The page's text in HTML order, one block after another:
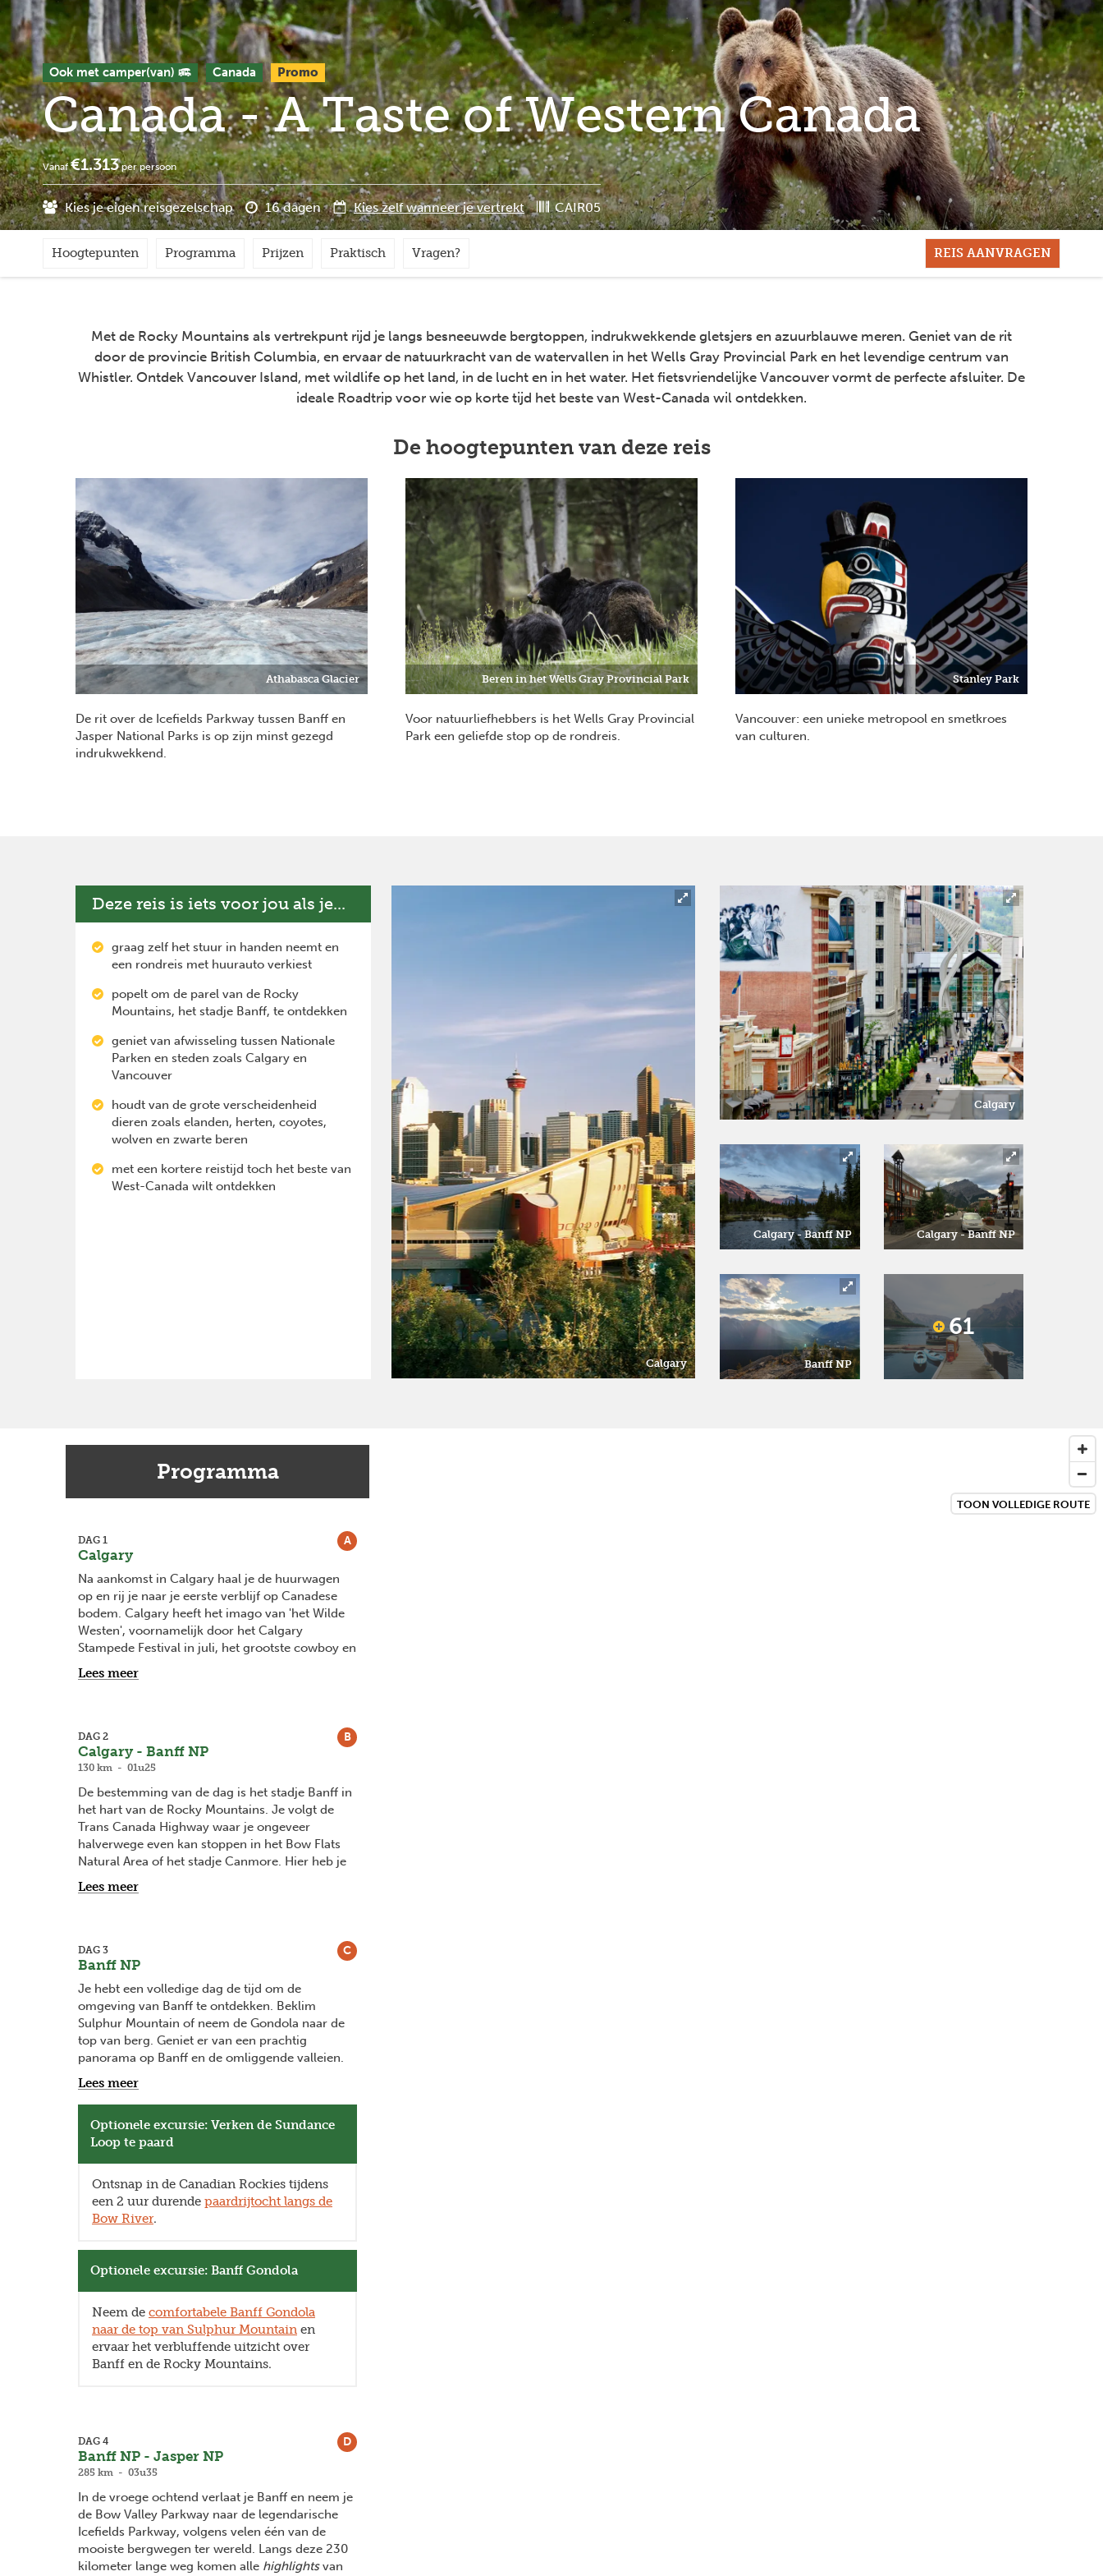
Ook met camper(van) Canada Promo
Canada - A Taste of Western Canada
Vanaf€1.313per persoon
Kies je eigen reisgezelschap 16 dagen Kies zelf wanneer je vertrekt CAIR05
Hoogtepunten Programma Prijzen Praktisch Vragen? REIS AANVRAGEN
Met de Rocky Mountains als vertrekpunt rijd je langs besneeuwde bergtoppen, indrukwekkende gletsjers en azuurblauwe meren. Geniet van de rit
door de provincie British Columbia, en ervaar de natuurkracht van de watervallen in het Wells Gray Provincial Park en het levendige centrum van
Whistler. Ontdek Vancouver Island, met wildlife op het land, in de lucht en in het water. Het fietsvriendelijke Vancouver vormt de perfecte afsluiter. De
ideale Roadtrip voor wie op korte tijd het beste van West-Canada wil ontdekken.
De hoogtepunten van deze reis
Athabasca Glacier
De rit over de Icefields Parkway tussen Banff en
Jasper National Parks is op zijn minst gezegd
indrukwekkend.
Beren in het Wells Gray Provincial Park
Voor natuurliefhebbers is het Wells Gray Provincial
Park een geliefde stop op de rondreis.
Stanley Park
Vancouver: een unieke metropool en smetkroes
van culturen.
Deze reis is iets voor jou als je...
graag zelf het stuur in handen neemt en
een rondreis met huurauto verkiest
popelt om de parel van de Rocky
Mountains, het stadje Banff, te ontdekken
geniet van afwisseling tussen Nationale
Parken en steden zoals Calgary en
Vancouver
houdt van de grote verscheidenheid
dieren zoals elanden, herten, coyotes,
wolven en zwarte beren
met een kortere reistijd toch het beste van
West-Canada wilt ontdekken
Calgary
Calgary
Calgary - Banff NP Calgary - Banff NP
Banff NP
61
TOON VOLLEDIGE ROUTE
Programma
A
DAG 1
Calgary
Na aankomst in Calgary haal je de huurwagen
op en rij je naar je eerste verblijf op Canadese
bodem. Calgary heeft het imago van 'het Wilde
Westen', voornamelijk door het Calgary
Stampede Festival in juli, het grootste cowboy en
rodeo festival ter wereld!
aan de Bow River in downtown Calgary. Wil je al
een eerste glimp opvangen van de Canadese
Rocky Mountains? Neem de lift naar het
observatieplatform van de 190m hoge Calgary
Tower en geniet van een 360° panorama.
Lees meer
B
DAG 2
Calgary - Banff NP
130 km - 01u25
De bestemming van de dag is het stadje Banff in
het hart van de Rocky Mountains. Je volgt de
Trans Canada Highway waar je ongeveer
halverwege even kan stoppen in het Bow Flats
Natural Area of het stadje Canmore. Hier heb je
een prachtig zicht op de Rockies en de bekende
pieken "Three Sisters".
Banff Town in
nationale park.
contrast met de omliggende natuur. Natuur is
hier heer en meester, maar ook het centrum met
winkels, gezellige pubs en leuke restaurants is
het verkennen waard.
Lees meer
C
DAG 3
Banff NP
Je hebt een volledige dag de tijd om de
omgeving van Banff te ontdekken. Beklim
Sulphur Mountain of neem de Gondola naar de
top van berg. Geniet er van een prachtig
panorama op Banff en de omliggende valleien.
Leer meteen ook iets bij over de geschiedenis
van het park in het Above Banff Interpretive
Centre, leuk voor jong en oud.
Andere iconische uitzichten van Banff vind je na
een korte wandeling, op de top van Tunnel
Mountain, langs de glooiende paden van de
Sunshine Meadows Trail of tijdens een
paardrijdtocht over de Sundance
Loop. Verfrissing kan je vinden aan het water
met een boottocht op het kristalheldere Lake
Minnewanka of tijdens een kajaktocht over de
Vermillion Lakes.
Lees meer
Optionele excursie: Verken de Sundance
Loop te paard
Ontsnap in de Canadian Rockies tijdens
een 2 uur durende paardrijtocht langs de
Bow River.
Optionele excursie: Banff Gondola
Neem de comfortabele Banff Gondola
naar de top van Sulphur Mountain en
ervaar het verbluffende uitzicht over
Banff en de Rocky Mountains.
D
DAG 4
Banff NP - Jasper NP
285 km - 03u35
In de vroege ochtend verlaat je Banff en neem je
de Bow Valley Parkway naar de legendarische
Icefields Parkway, volgens velen één van de
mooiste bergwegen ter wereld. Langs deze 230
kilometer lange weg komen alle highlightsvan
Next